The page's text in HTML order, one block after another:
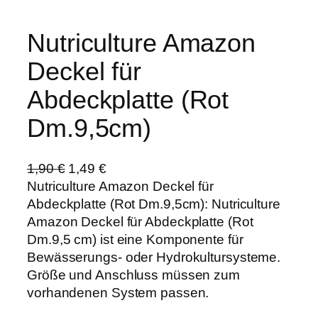
Nutriculture Amazon
Deckel für
Abdeckplatte (Rot
Dm.9,5cm)
1,90€ U
r
s
p
r
ü
n
g
1,49 €A
k
t
u
e
l
l
e
Nutriculture Amazon Deckel für
Abdeckplatte (Rot Dm.9,5cm): Nutriculture
Amazon Deckel für Abdeckplatte (Rot
Dm.9,5 cm) ist eine Komponente für
Bewässerungs- oder Hydrokultursysteme.
Größe und Anschluss müssen zum
vorhandenen System passen.